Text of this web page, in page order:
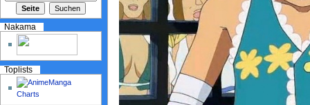
Nakama
Toplists